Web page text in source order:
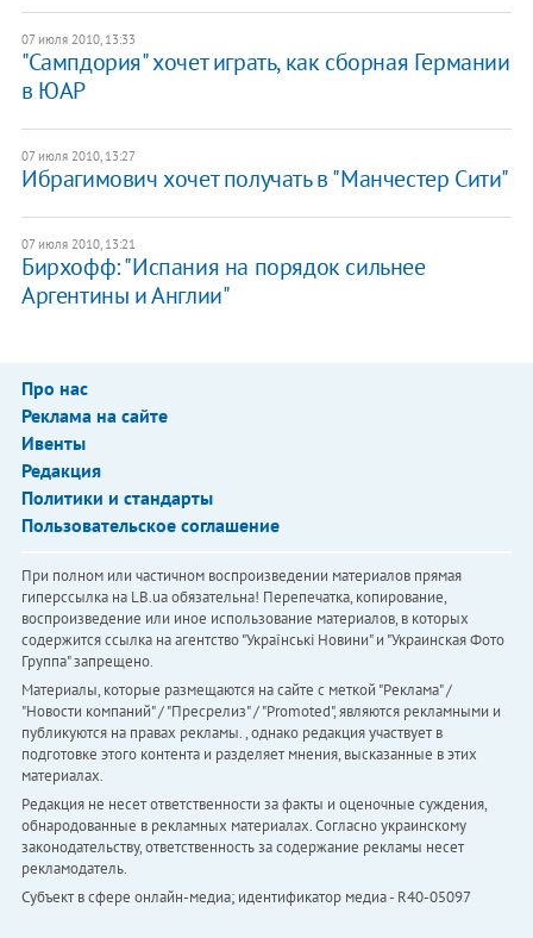
07 июля 2010, 13:33
"Сампдория" хочет играть, как сборная Германии
в ЮАР
07 июля 2010, 13:27
Ибрагимович хочет получать в "Манчестер Сити"
07 июля 2010, 13:21
Бирхофф: "Испания на порядок сильнее
Аргентины и Англии"
Про нас
Реклама на сайте
Ивенты
Редакция
Политики и стандарты
Пользовательское соглашение
При полном или частичном воспроизведении материалов прямая
гиперссылка на LB.ua обязательна! Перепечатка, копирование,
воспроизведение или иное использование материалов, в которых
содержится ссылка на агентство "Українськi Новини" и "Украинская Фото
Группа" запрещено.
Материалы, которые размещаются на сайте с меткой "Реклама" /
"Новости компаний" / "Пресрелиз" / "Promoted", являются рекламными и
публикуются на правах рекламы. , однако редакция участвует в
подготовке этого контента и разделяет мнения, высказанные в этих
материалах.
Редакция не несет ответственности за факты и оценочные суждения,
обнародованные в рекламных материалах. Согласно украинскому
законодательству, ответственность за содержание рекламы несет
рекламодатель.
Субъект в сфере онлайн-медиа; идентификатор медиа - R40-05097